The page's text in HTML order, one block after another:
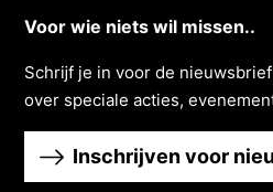
Voor wie niets wil missen..
Schrĳf je in voor de
over speciale acties,
Inschrijven voor